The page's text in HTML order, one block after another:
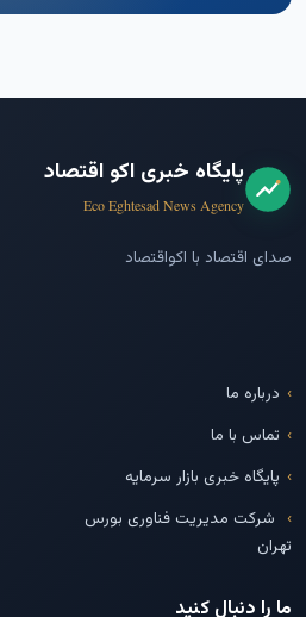
پایگاه خبری اکو اقتصاد
Eco Eghtesad News Agency
صدای اقتصاد با اکواقتصاد
درباره ما
تماس با ما
پایگاه خبری بازار سرمایه
شرکت مدیریت فناوری بورس
تهران
ما را دنبال کنید